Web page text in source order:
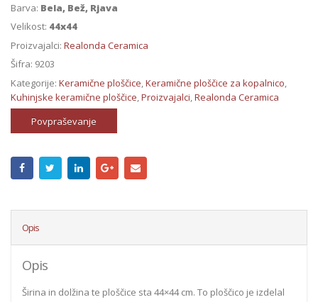
Barva: Bela, Bež, Rjava
Velikost: 44x44
Proizvajalci: Realonda Ceramica
Šifra: 9203
Kategorije: Keramične ploščice,Keramične ploščice za kopalnico,
Kuhinjske keramične ploščice,Proizvajalci,Realonda Ceramica
Povpraševanje
Opis
Opis
Širina in dolžina te ploščice sta 44×44 cm. To ploščico je izdelal